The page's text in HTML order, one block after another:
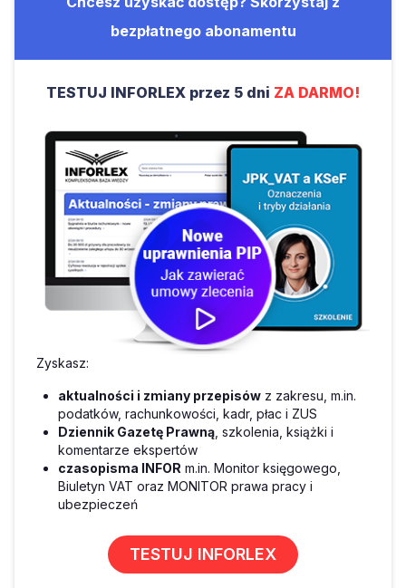
bezpłatnego abonamentu
TESTUJ INFORLEX przez 5 dni ZA DARMO!
Zyskasz:
aktualności i zmiany przepisów z zakresu, m.in.
podatków, rachunkowości, kadr, płac i ZUS
Dziennik Gazetę Prawną , szkolenia, książki i
komentarze ekspertów
czasopisma INFOR m.in. Monitor księgowego,
Biuletyn VAT oraz MONITOR prawa pracy i
ubezpieczeń
TESTUJ INFORLEX